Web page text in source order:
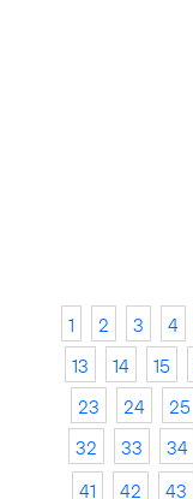
1 2 3 4
13
14 15
23
24 25
32
33 34
41
42 43